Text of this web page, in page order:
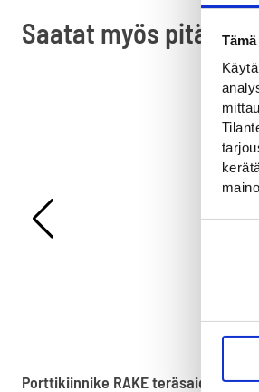
Saatat myös pitää...
Porttikiinnike RAKE teräsaidalle